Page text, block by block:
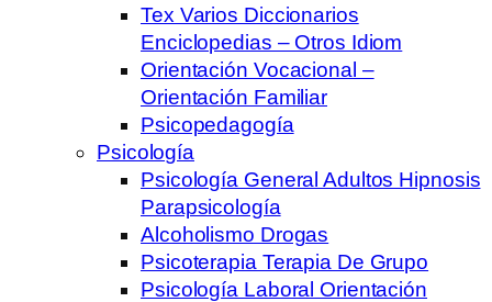
Tex Varios Diccionarios
Enciclopedias – Otros Idiom
Orientación Vocacional –
Orientación Familiar
Psicopedagogía
Psicología
Psicología General Adultos Hipnosis
Parapsicología
Alcoholismo Drogas
Psicoterapia Terapia De Grupo
Psicología Laboral Orientación